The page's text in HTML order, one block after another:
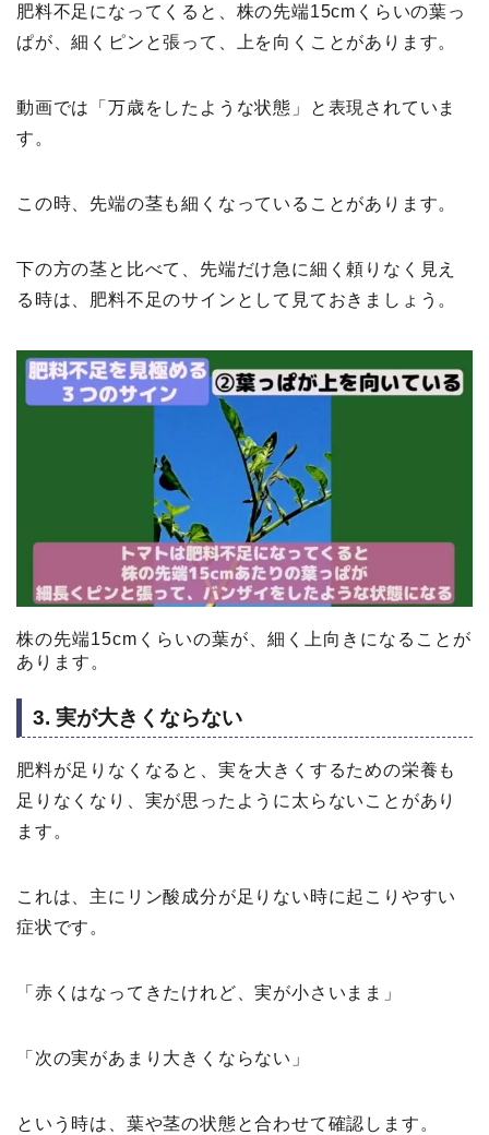
肥料不足になってくると、株の先端15cmくらいの葉っ
ぱが、細くピンと張って、上を向くことがあります。
動画では「万歳をしたような状態」と表現されていま
す。
この時、先端の茎も細くなっていることがあります。
下の方の茎と比べて、先端だけ急に細く頼りなく見え
る時は、肥料不足のサインとして見ておきましょう。
株の先端15cmくらいの葉が、細く上向きになることが
あります。
3. 実が大きくならない
肥料が足りなくなると、実を大きくするための栄養も
足りなくなり、実が思ったように太らないことがあり
ます。
これは、主にリン酸成分が足りない時に起こりやすい
症状です。
「赤くはなってきたけれど、実が小さいまま」
「次の実があまり大きくならない」
という時は、葉や茎の状態と合わせて確認します。